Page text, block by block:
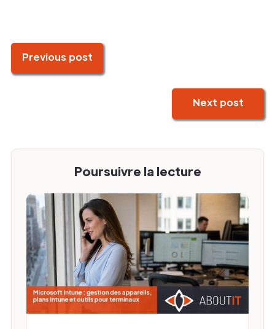
Previous post
Next post
Poursuivre la lecture